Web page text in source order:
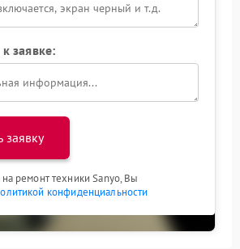
заявке:
заявку
на ремонт техники Sanyo, Вы
конфиденциальности